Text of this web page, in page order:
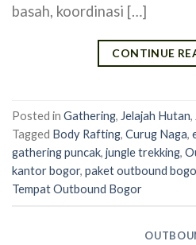
basah, koordinasi […]
CONTINUE
Posted in Gathering, Jelajah Hutan,
Tagged Body Rafting, Curug Naga,
gathering puncak, jungle trekking,
kantor bogor, paket outbound
Tempat Outbound Bogor